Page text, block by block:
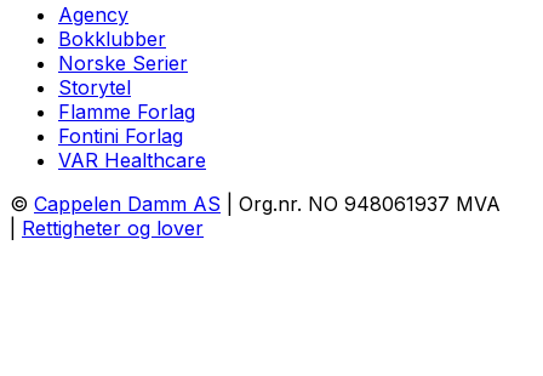
Agency
Bokklubber
Norske Serier
Storytel
Flamme Forlag
Fontini Forlag
VAR Healthcare
© Cappelen Damm AS | Org.nr. NO 948061937 MVA
Rettigheter og lover